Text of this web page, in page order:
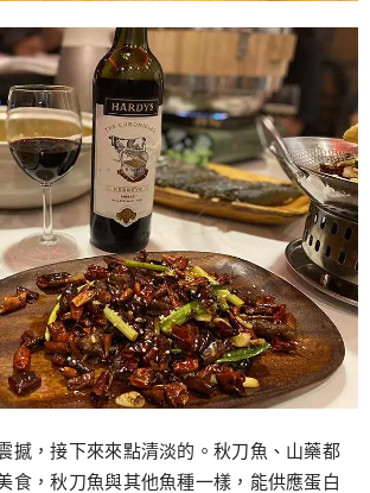
撼，接下來來點清淡的。秋刀魚、山藥都
食，秋刀魚與其他魚種一樣，能供應蛋白